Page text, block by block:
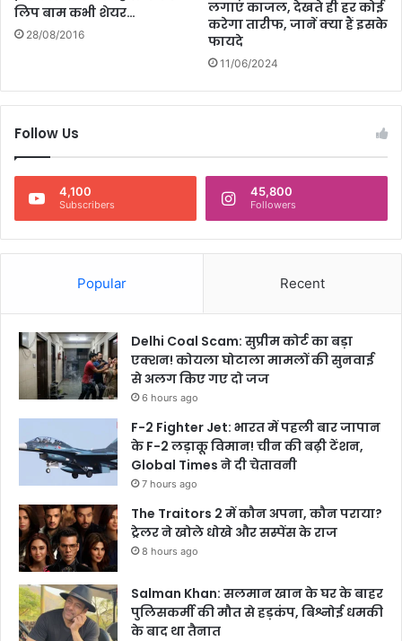
लिप बाम कभी शेयर…
28/08/2016
लगाएं काजल, देखते ही हर कोई
करेगा तारीफ, जानें क्या हैं इसके
फायदे
11/06/2024
Follow Us
4,100
Subscribers
45,800
Followers
Popular Recent
Delhi Coal Scam: सुप्रीम कोर्ट का बड़ा
एक्शन! कोयला घोटाला मामलों की सुनवाई
से अलग किए गए दो जज
6 hours ago
F-2 Fighter Jet: भारत में पहली बार जापान
के F-2 लड़ाकू विमान! चीन की बढ़ी टेंशन,
Global Times ने दी चेतावनी
7 hours ago
The Traitors 2 में कौन अपना, कौन पराया?
ट्रेलर ने खोले धोखे और सस्पेंस के राज
8 hours ago
Salman Khan: सलमान खान के घर के बाहर
पुलिसकर्मी की मौत से हड़कंप, बिश्नोई धमकी
के बाद था तैनात